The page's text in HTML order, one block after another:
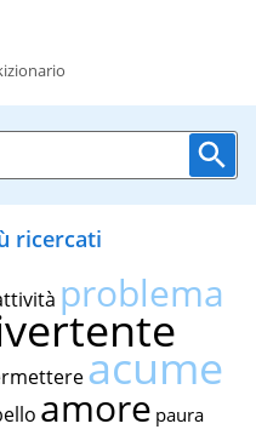
ricercati
problema
acume
amore paura